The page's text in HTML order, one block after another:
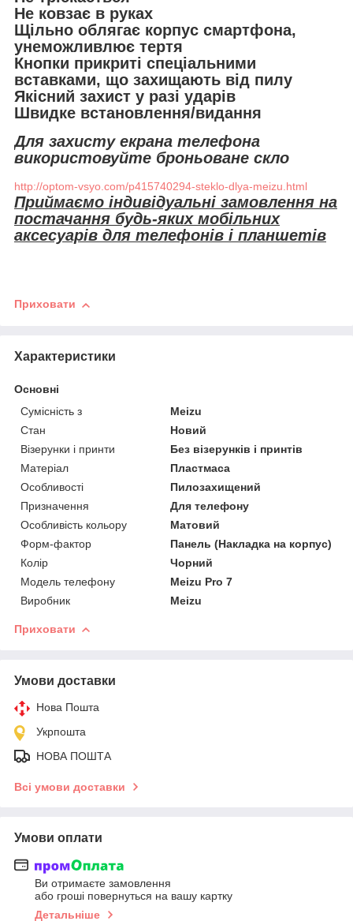
Не ковзає в руках
Щільно облягає корпус смартфона,
унеможливлює тертя
Кнопки прикриті спеціальними
вставками, що захищають від пилу
Якісний захист у разі ударів
Швидке встановлення/видання
Для захисту екрана телефона
використовуйте броньоване скло
http://optom-vsyo.com/p415740294-steklo-dlya-meizu.html
Приймаємо індивідуальні замовлення на
постачання будь-яких мобільних
аксесуарів для телефонів і планшетів
Приховати
Характеристики
Основні
Сумісність з
Meizu
Стан
Новий
Візерунки і принти
Без візерунків і принтів
Матеріал
Пластмаса
Особливості
Пилозахищений
Призначення
Для телефону
Особливість кольору
Матовий
Форм-фактор
Панель (Накладка на корпус)
Колір
Чорний
Модель телефону
Meizu Pro 7
Виробник
Meizu
Приховати
Умови доставки
Нова Пошта
Укрпошта
НОВА ПОШТА
Всі умови доставки
Умови оплати
Ви отримаєте замовлення
або гроші повернуться на вашу картку
Детальніше